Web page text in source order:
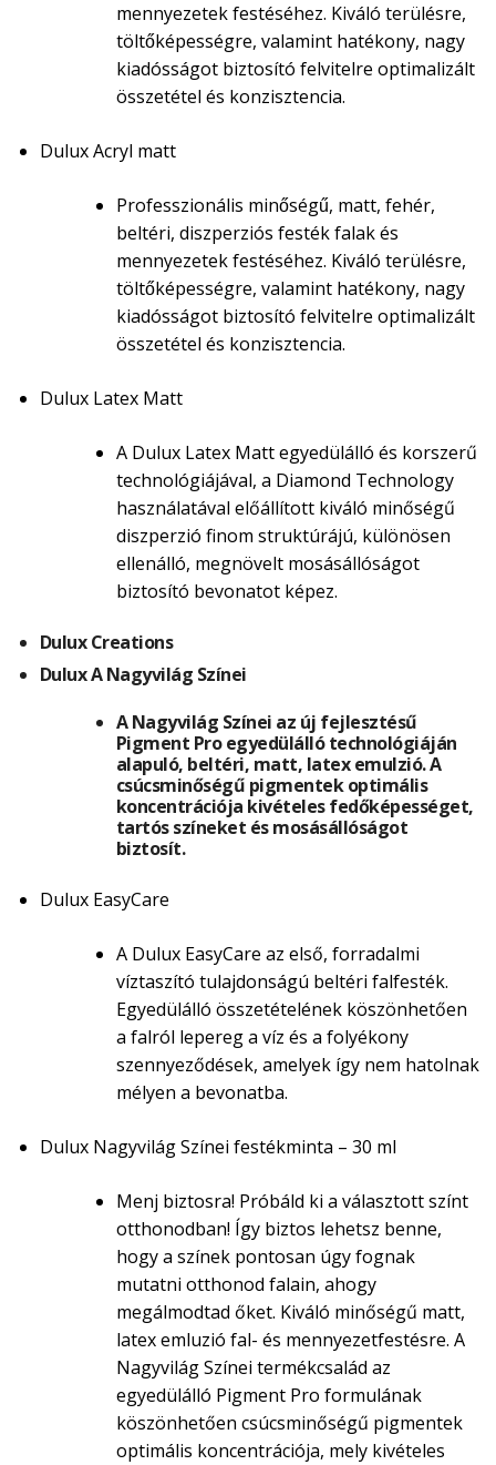
mennyezetek festéséhez. Kiváló terülésre,
töltőképességre, valamint hatékony, nagy
kiadósságot biztosító felvitelre optimalizált
összetétel és konzisztencia.
Dulux Acryl matt
Professzionális minőségű, matt, fehér,
beltéri, diszperziós festék falak és
mennyezetek festéséhez. Kiváló terülésre,
töltőképességre, valamint hatékony, nagy
kiadósságot biztosító felvitelre optimalizált
összetétel és konzisztencia.
Dulux Latex Matt
A Dulux Latex Matt egyedülálló és korszerű
technológiájával, a Diamond Technology
használatával előállított kiváló minőségű
diszperzió finom struktúrájú, különösen
ellenálló, megnövelt mosásállóságot
biztosító bevonatot képez.
Dulux Creations
Dulux A Nagyvilág Színei
A Nagyvilág Színei az új fejlesztésű
Pigment Pro egyedülálló technológiáján
alapuló, beltéri, matt, latex emulzió. A
csúcsminőségű pigmentek optimális
koncentrációja kivételes fedőképességet,
tartós színeket és mosásállóságot
biztosít.
Dulux EasyCare
A Dulux EasyCare az első, forradalmi
víztaszító tulajdonságú beltéri falfesték.
Egyedülálló összetételének köszönhetően
a falról lepereg a víz és a folyékony
szennyeződések, amelyek így nem hatolnak
mélyen a bevonatba.
Dulux Nagyvilág Színei festékminta – 30 ml
Menj biztosra! Próbáld ki a választott színt
otthonodban! Így biztos lehetsz benne,
hogy a színek pontosan úgy fognak
mutatni otthonod falain, ahogy
megálmodtad őket. Kiváló minőségű matt,
latex emluzió fal- és mennyezetfestésre. A
Nagyvilág Színei termékcsalád az
egyedülálló Pigment Pro formulának
köszönhetően csúcsminőségű pigmentek
optimális koncentrációja, mely kivételes